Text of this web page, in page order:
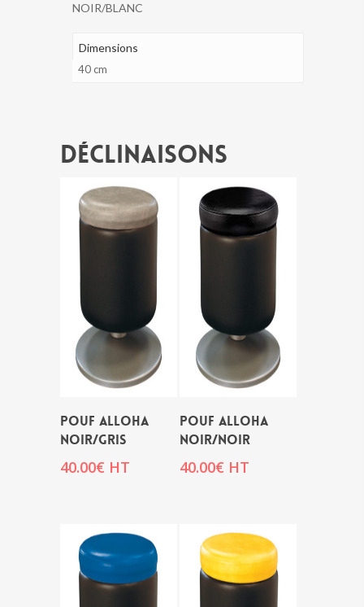
NOIR/BLANC
Dimensions
40 cm
Déclinaisons
POUF ALLOHA
NOIR/GRIS
40.00€ HT
POUF ALLOHA
NOIR/NOIR
40.00€ HT